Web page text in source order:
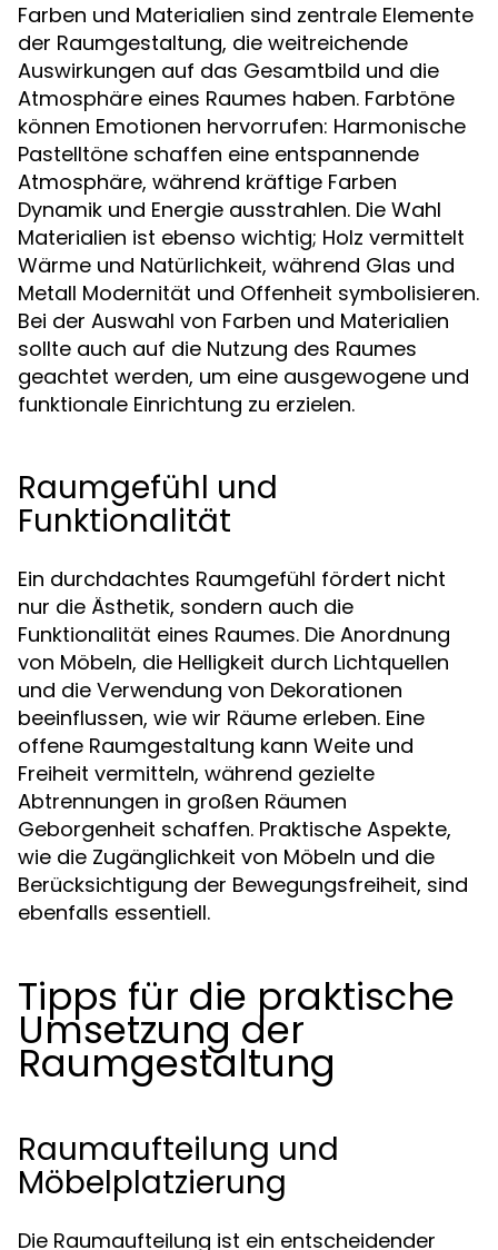
Farben und Materialien sind zentrale Elemente
der Raumgestaltung, die weitreichende
Auswirkungen auf das Gesamtbild und die
Atmosphäre eines Raumes haben. Farbtöne
können Emotionen hervorrufen: Harmonische
Pastelltöne schaffen eine entspannende
Atmosphäre, während kräftige Farben
Dynamik und Energie ausstrahlen. Die Wahl
Materialien ist ebenso wichtig; Holz vermittelt
Wärme und Natürlichkeit, während Glas und
Metall Modernität und Offenheit symbolisieren.
Bei der Auswahl von Farben und Materialien
sollte auch auf die Nutzung des Raumes
geachtet werden, um eine ausgewogene und
funktionale Einrichtung zu erzielen.
Raumgefühl und
Funktionalität
Ein durchdachtes Raumgefühl fördert nicht
nur die Ästhetik, sondern auch die
Funktionalität eines Raumes. Die Anordnung
von Möbeln, die Helligkeit durch Lichtquellen
und die Verwendung von Dekorationen
beeinflussen, wie wir Räume erleben. Eine
offene Raumgestaltung kann Weite und
Freiheit vermitteln, während gezielte
Abtrennungen in großen Räumen
Geborgenheit schaffen. Praktische Aspekte,
wie die Zugänglichkeit von Möbeln und die
Berücksichtigung der Bewegungsfreiheit, sind
ebenfalls essentiell.
Tipps für die praktische
Umsetzung der
Raumgestaltung
Raumaufteilung und
Möbelplatzierung
Die Raumaufteilung ist ein entscheidender